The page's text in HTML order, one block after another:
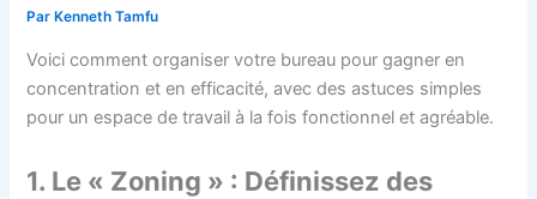
Par Kenneth Tamfu
Voici comment organiser votre bureau pour gagner en
concentration et en efficacité, avec des astuces simples
pour un espace de travail à la fois fonctionnel et agréable.
1. Le « Zoning » : Définissez des